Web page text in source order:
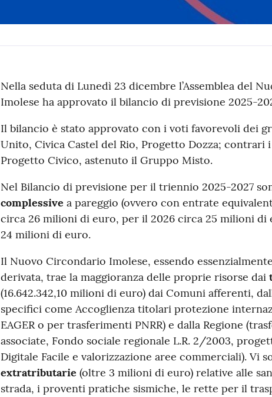
Contenuto
Nella seduta di Lunedì 23 dicembre l’Assemblea del
Imolese ha approvato il bilancio di previsione 2025-
Il bilancio è stato approvato con i voti favorevoli dei
Unito, Civica Castel del Rio, Progetto Dozza; contrari
Progetto Civico, astenuto il Gruppo Misto.
Nel Bilancio di previsione per il triennio 2025-2027
complessive a pareggio (ovvero con entrate
circa 26 milioni di euro, per il 2026 circa 25 milioni di
24 milioni di euro.
Il Nuovo Circondario Imolese, essendo
derivata, trae la maggioranza delle proprie risorse dai
(16.642.342,10 milioni di euro) dai Comuni afferenti,
specifici come Accoglienza titolari protezione
EAGER o per trasferimenti PNRR) e dalla Regione
associate, Fondo sociale regionale L.R. 2/2003,
Digitale Facile e valorizzazione aree commerciali). Vi
extratributarie (oltre 3 milioni di euro) relative alle
strada, i proventi pratiche sismiche, le rette per il